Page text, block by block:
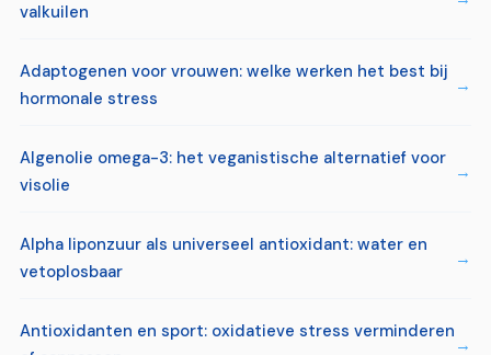
valkuilen
Adaptogenen voor vrouwen: welke werken het best bij
hormonale stress
Algenolie omega-3: het veganistische alternatief voor
visolie
Alpha liponzuur als universeel antioxidant: water en
vetoplosbaar
Antioxidanten en sport: oxidatieve stress verminderen